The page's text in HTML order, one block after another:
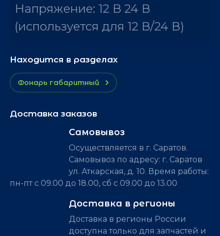
Напряжение: 12 В 24 В
(используется для 12 В/24 В)
Находится в разделах
Фонарь габаритный
Доставка заказов
Самовывоз
Осуществляется в г. Саратов.
Самовывоз по адресу: г. Саратов
ул. Аткарская, д. 10. Время работы:
пн-пт с 09.00 до 18.00, сб с 09.00 до 13.00
Доставка в регионы
Доставка в регионы России
доступна только для запчастей и